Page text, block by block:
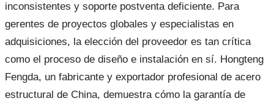
inconsistentes y soporte postventa deficiente. Para
gerentes de proyectos globales y especialistas en
adquisiciones, la elección del proveedor es tan crítica
como el proceso de diseño e instalación en sí. Hongteng
Fengda, un fabricante y exportador profesional de acero
estructural de China, demuestra cómo la garantía de